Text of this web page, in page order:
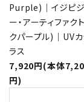
Purple)｜イジピジ
ー・アーティファク
クパープル)｜UV
ラス
7,920円(本体
円)